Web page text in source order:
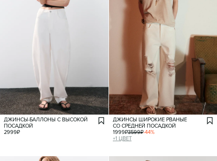
ДЖИНСЫ-БАЛЛОНЫ С ВЫСОКОЙ
ПОСАДКОЙ
2999₽
ДЖИНСЫ ШИРОКИЕ РВАНЫЕ
СО СРЕДНЕЙ ПОСАДКОЙ
1999₽3599₽-44%
+1 ЦВЕТ